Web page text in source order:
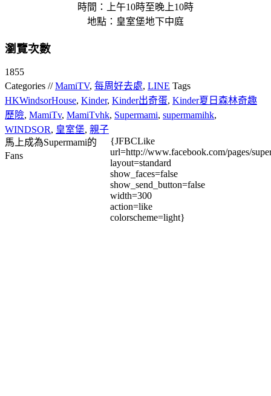
時間：上午10時至晚上10時
地點：皇室堡地下中庭
瀏覽次數
1855
Categories //MamiTV, 每周好去處, LINE Tags
HKWindsorHouse, Kinder, Kinder出奇蛋, Kinder夏日森林奇趣
歷險, MamiTv, MamiTvhk, Supermami, supermamihk,
WINDSOR, 皇室堡, 親子
馬上成為Supermami的
Fans
{JFBCLike
url=http://www.facebook.com/pages/
layout=standard
show_faces=false
show_send_button=false
width=300
action=like
colorscheme=light}